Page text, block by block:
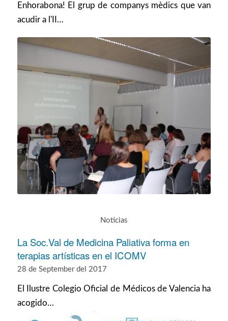
Enhorabona! El grup de companys mèdics que van
acudir a l'II…
Noticias
La Soc.Val de Medicina Paliativa forma en
terapias artísticas en el ICOMV
28 de September del 2017
El Ilustre Colegio Oficial de Médicos de Valencia ha
acogido…